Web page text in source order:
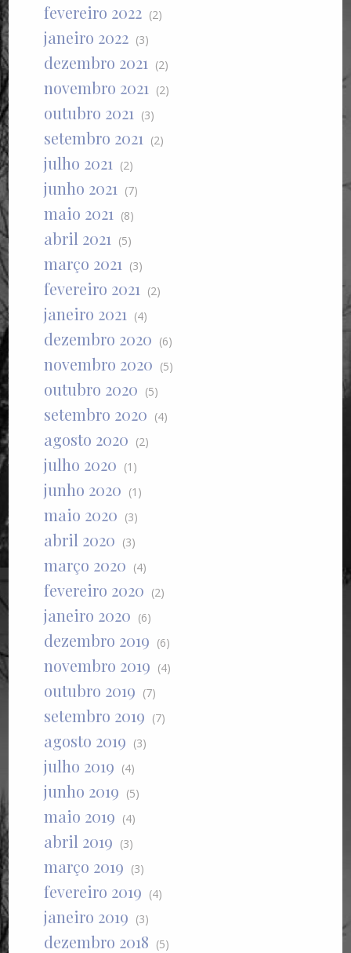
fevereiro 2022 (2)
janeiro 2022 (3)
dezembro 2021 (2)
novembro 2021 (2)
outubro 2021 (3)
setembro 2021 (2)
julho 2021 (2)
junho 2021 (7)
maio 2021 (8)
abril 2021 (5)
março 2021 (3)
fevereiro 2021 (2)
janeiro 2021 (4)
dezembro 2020 (6)
novembro 2020 (5)
outubro 2020 (5)
setembro 2020 (4)
agosto 2020 (2)
julho 2020 (1)
junho 2020 (1)
maio 2020 (3)
abril 2020 (3)
março 2020 (4)
fevereiro 2020 (2)
janeiro 2020 (6)
dezembro 2019 (6)
novembro 2019 (4)
outubro 2019 (7)
setembro 2019 (7)
agosto 2019 (3)
julho 2019 (4)
junho 2019 (5)
maio 2019 (4)
abril 2019 (3)
março 2019 (3)
fevereiro 2019 (4)
janeiro 2019 (3)
dezembro 2018 (5)